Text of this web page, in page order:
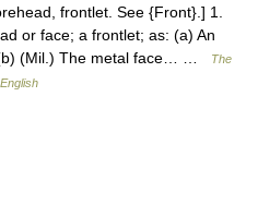
frontlet. See {Front}.] 1.
or face; a frontlet; as: (a) An
(Mil.) The metal face… …
The